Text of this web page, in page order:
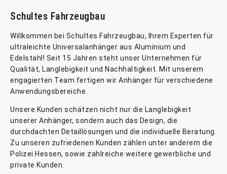
Schultes Fahrzeugbau
Willkommen bei Schultes Fahrzeugbau, Ihrem Experten für
ultraleichte Universalanhänger aus Aluminium und
Edelstahl! Seit 15 Jahren steht unser Unternehmen für
Qualität, Langlebigkeit und Nachhaltigkeit. Mit unserem
engagierten Team fertigen wir Anhänger für verschiedene
Anwendungsbereiche
Unsere Kunden schätzen nicht nur die Langlebigkeit
unserer Anhänger, sondern auch das Design, die
durchdachten Detaillösungen und die individuelle Beratung.
Zu unseren zufriedenen Kunden zählen unter anderem die
Polizei Hessen, sowie zahlreiche weitere gewerbliche und
private Kunden.